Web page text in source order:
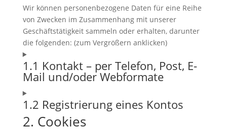
Wir können personenbezogene Daten für eine Reihe
von Zwecken im Zusammenhang mit unserer
Geschäftstätigkeit sammeln oder erhalten, darunter
die folgenden: (zum Vergrößern anklicken)
1.1 Kontakt – per Telefon, Post, E-
Mail und/oder Webformate
1.2 Registrierung eines Kontos
2. Cookies